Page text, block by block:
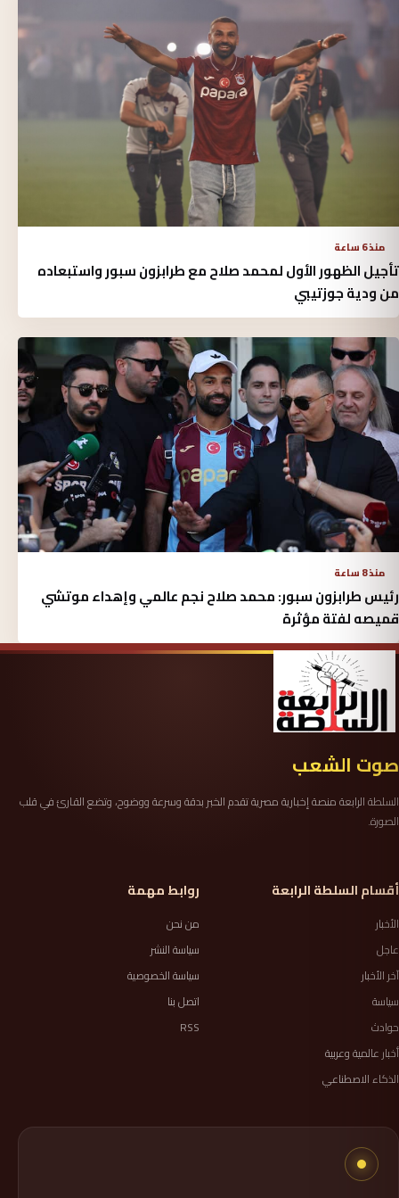
منذ 6 ساعة
تأجيل الظهور الأول لمحمد صلاح مع طرابزون سبور واستبعاده
من ودية جوزتيبي
منذ 8 ساعة
رئيس طرابزون سبور: محمد صلاح نجم عالمي وإهداء موتشي
قميصه لفتة مؤثرة
صوت الشعب
السلطة الرابعة منصة إخبارية مصرية تقدم الخبر بدقة وسرعة ووضوح، وتضع القارئ في قلب
الصورة.
أقسام السلطة الرابعة
الأخبار
عاجل
آخر الأخبار
سياسة
حوادث
أخبار عالمية وعربية
الذكاء الاصطناعي
روابط مهمة
من نحن
سياسة النشر
سياسة الخصوصية
اتصل بنا
RSS